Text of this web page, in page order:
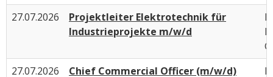
27.07.2026
Projektleiter Elektrotechnik für
Industrieprojekte m/w/d
27.07.2026
Chief Commercial Officer (m/w/d)